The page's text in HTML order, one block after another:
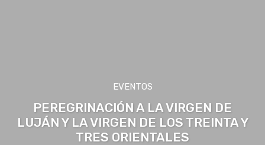
EVENTOS
PEREGRINACIÓN A LA VIRGEN DE
LUJÁN Y LA VIRGEN DE LOS TREINTA Y
TRES ORIENTALES